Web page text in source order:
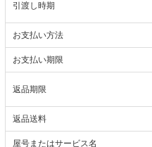
引渡し時期
お支払い方法
お支払い期限
返品期限
返品送料
屋号またはサービス名